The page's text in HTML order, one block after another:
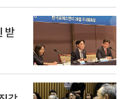
받